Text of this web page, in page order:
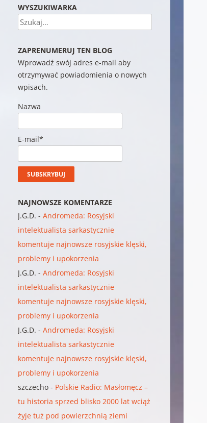
WYSZUKIWARKA
Szukaj
ZAPRENUMERUJ TEN BLOG
Wprowadź swój adres e-mail aby
otrzymywać powiadomienia o nowych
wpisach.
Nazwa
E-mail*
NAJNOWSZE KOMENTARZE
J.G.D. -Andromeda: Rosyjski
intelektualista sarkastycznie
komentuje najnowsze rosyjskie klęski,
problemy i upokorzenia
J.G.D. -Andromeda: Rosyjski
intelektualista sarkastycznie
komentuje najnowsze rosyjskie klęski,
problemy i upokorzenia
J.G.D. -Andromeda: Rosyjski
intelektualista sarkastycznie
komentuje najnowsze rosyjskie klęski,
problemy i upokorzenia
szczecho - Polskie Radio: Masłomęcz –
tu historia sprzed blisko 2000 lat wciąż
żyje tuż pod powierzchnią ziemi